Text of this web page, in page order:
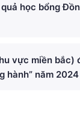
học bổng
vực miền bắc)
hành” năm 2024